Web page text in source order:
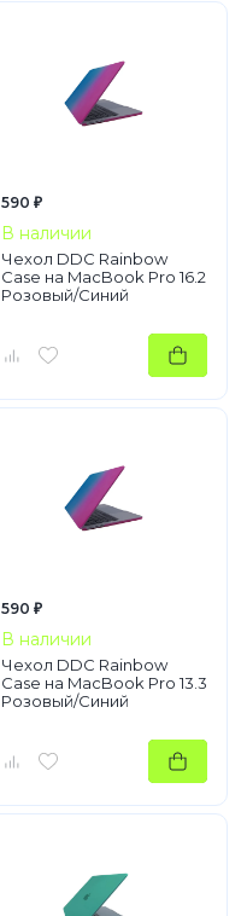
590 ₽
В наличии
Чехол DDC Rainbow
Case на MacBook Pro 16.2
Розовый/Синий
590 ₽
В наличии
Чехол DDC Rainbow
Case на MacBook Pro 13.3
Розовый/Синий